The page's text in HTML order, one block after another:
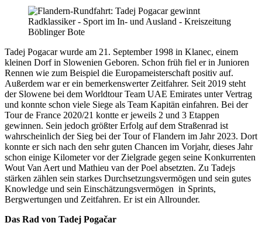
Tadej Pogacar wurde am 21. September 1998 in Klanec, einem
kleinen Dorf in Slowenien Geboren. Schon früh fiel er in Junioren
Rennen wie zum Beispiel die Europameisterschaft positiv auf.
Außerdem war er ein bemerkenswerter Zeitfahrer. Seit 2019 steht
der Slowene bei dem Worldtour Team UAE Emirates unter Vertrag
und konnte schon viele Siege als Team Kapitän einfahren. Bei der
Tour de France 2020/21 kontte er jeweils 2 und 3 Etappen
gewinnen. Sein jedoch größter Erfolg auf dem Straßenrad ist
wahrscheinlich der Sieg bei der Tour of Flandern im Jahr 2023. Dort
konnte er sich nach den sehr guten Chancen im Vorjahr, dieses Jahr
schon einige Kilometer vor der Zielgrade gegen seine Konkurrenten
Wout Van Aert und Mathieu van der Poel absetzten. Zu Tadejs
stärken zählen sein starkes Durchsetzungsvermögen und sein gutes
Knowledge und sein Einschätzungsvermögen in Sprints,
Bergwertungen und Zeitfahren. Er ist ein Allrounder.
Das Rad von Tadej Pogačar